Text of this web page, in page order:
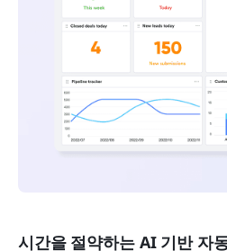
시간을 절약하는 AI 기반 자